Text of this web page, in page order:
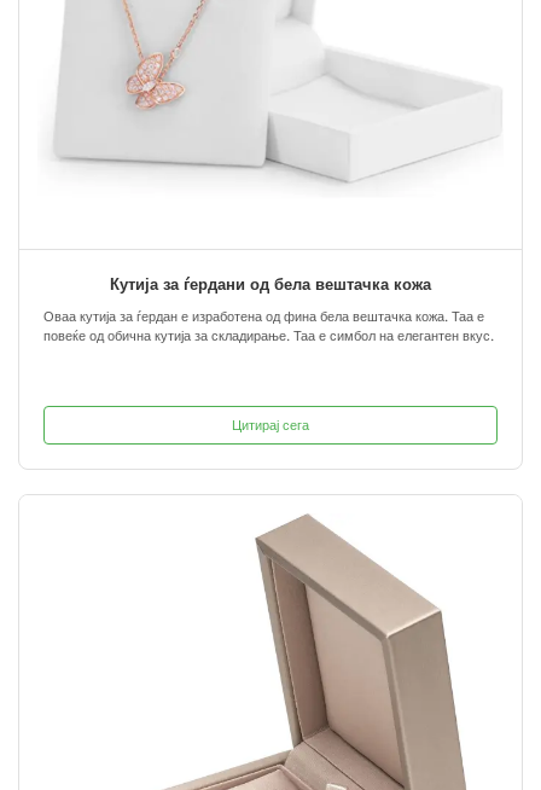
Кутија за ѓердани од бела вештачка кожа
Оваа кутија за ѓердан е изработена од фина бела вештачка кожа. Таа е
повеќе од обична кутија за складирање. Таа е симбол на елегантен вкус.
Цитирај сега